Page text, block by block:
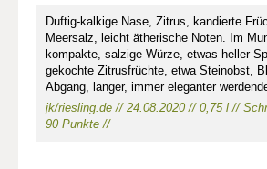
Duftig-kalkige Nase, Zitrus, kandierte
Meersalz, leicht ätherische Noten. Im
kompakte, salzige Würze, etwas heller
gekochte Zitrusfrüchte, etwa Steinobst,
Abgang, langer, immer eleganter
jk/riesling.de // 24.08.2020 // 0,75 l //
90 Punkte //